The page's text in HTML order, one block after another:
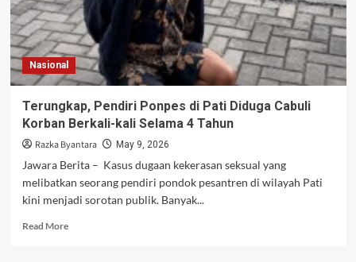
Ponpes
Lombok
Nasional
Terungkap, Pendiri Ponpes di Pati Diduga Cabuli
Korban Berkali-kali Selama 4 Tahun
Razka Byantara May 9, 2026
Jawara Berita – Kasus dugaan kekerasan seksual yang
melibatkan seorang pendiri pondok pesantren di wilayah Pati
kini menjadi sorotan publik. Banyak...
Read MoreRead